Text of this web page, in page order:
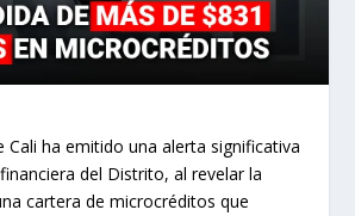
Cali ha emitido una alerta significativa
del Distrito, al revelar la
cartera de microcréditos que